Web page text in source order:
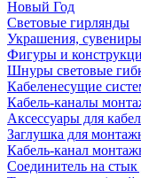
Новый Год
Световые гирлянды
Украшения, сувениры
Фигуры и
Шнуры световые
Кабеленесущие
Кабель-каналы
Аксессуары для
Заглушка для
Кабель-канал
Соединитель на стык